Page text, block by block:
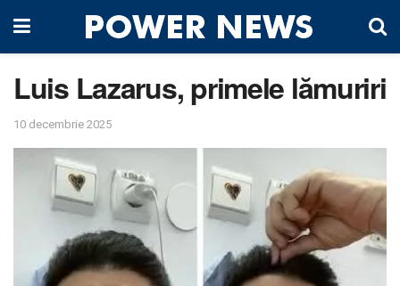
Luis Lazarus, primele lămuriri
10 decembrie 2025